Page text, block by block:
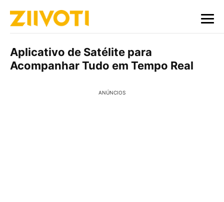
Aplicativo de Satélite para
Acompanhar Tudo em Tempo Real
ANÚNCIOS